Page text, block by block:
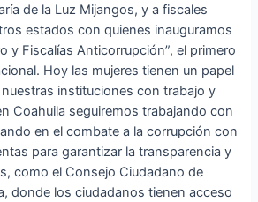
de la Luz Mijangos, y a fiscales
estados con quienes inauguramos
y Fiscalías Anticorrupción”, el primero
Hoy las mujeres tienen un papel
instituciones con trabajo y
Coahuila seguiremos trabajando con
en el combate a la corrupción con
para garantizar la transparencia y
como el Consejo Ciudadano de
donde los ciudadanos tienen acceso